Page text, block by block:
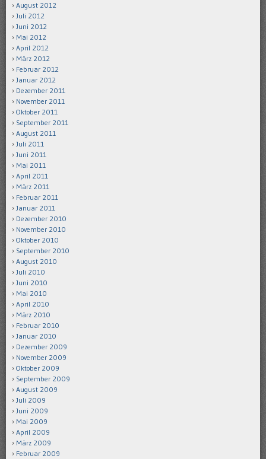
August 2012
Juli 2012
Juni 2012
Mai 2012
April 2012
März 2012
Februar 2012
Januar 2012
Dezember 2011
November 2011
Oktober 2011
September 2011
August 2011
Juli 2011
Juni 2011
Mai 2011
April 2011
März 2011
Februar 2011
Januar 2011
Dezember 2010
November 2010
Oktober 2010
September 2010
August 2010
Juli 2010
Juni 2010
Mai 2010
April 2010
März 2010
Februar 2010
Januar 2010
Dezember 2009
November 2009
Oktober 2009
September 2009
August 2009
Juli 2009
Juni 2009
Mai 2009
April 2009
März 2009
Februar 2009